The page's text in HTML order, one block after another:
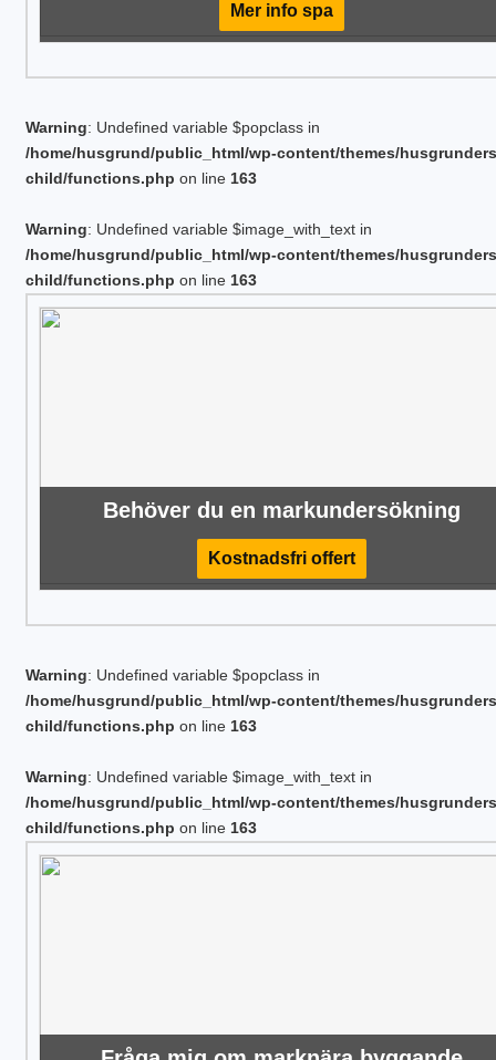
Mer info spa
Warning: Undefined variable $popclass in
/home/husgrund/public_html/wp-content/themes/
child/functions.php on line 163
Warning: Undefined variable $image_with_text in
/home/husgrund/public_html/wp-content/themes/
child/functions.php on line 163
Behöver du en markundersökning
Kostnadsfri offert
Warning: Undefined variable $popclass in
/home/husgrund/public_html/wp-content/themes/
child/functions.php on line 163
Warning: Undefined variable $image_with_text in
/home/husgrund/public_html/wp-content/themes/
child/functions.php on line 163